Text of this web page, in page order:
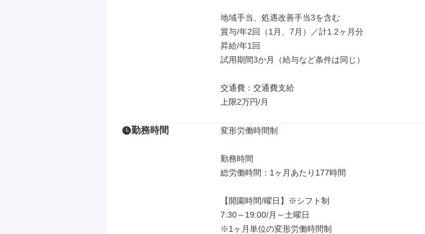
地域手当、処遇改善手当3を含む
賞与/年2回（1月、7月）／計1.2ヶ月分
昇給/年1回
試用期間3か月（給与など条件は同じ）
交通費：交通費支給
上限2万円/月
勤務時間 変形労働時間制
勤務時間
総労働時間：1ヶ月あたり177時間
【開園時間/曜日】※シフト制
7:30～19:00/月～土曜日
※1ヶ月単位の変形労働時間制